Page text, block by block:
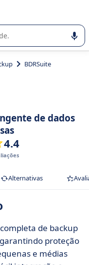
de software
BDRSuite
de dados
4.4
Alternativas
de backup
proteção
e médias